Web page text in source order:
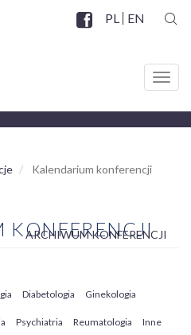
PL EN
Kalendarium konferencji
KONFERENCJI
Diabetologia Ginekologia
Psychiatria Reumatologia Inne
ARCHIWUM KONFERENCJI